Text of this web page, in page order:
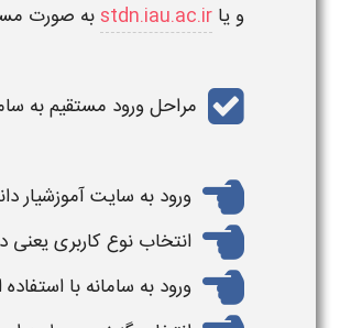
و یا stdn.iau.ac.irبه صورت
مراحل ورود مستقیم به
ورود به سایت آموزشیار
انتخاب نوع کاربری یعنی
ورود به سامانه با